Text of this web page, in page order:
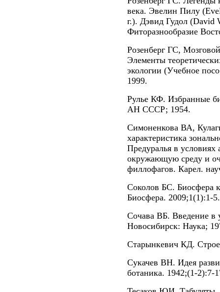
века. Эвелин Пилу
г.). Дэвид Гудол (David
Фиторазнообразие
Розенберг ГС,
Элементы
экологии (Учебное
1999.
Рулье КФ. Избранные
АН СССР; 1954.
Симоненкова ВА,
характеристика
Предуралья в условиях
окружающую среду и
филлофагов. Карел.
Соколов БС. Биосфера
Биосфера. 2009;1(1):1-5.
Сочава ВБ. Введение в
Новосибирск: Наука;
Старынкевич КД.
Сукачев ВН. Идея
ботаника. 1942;(1-2):7-